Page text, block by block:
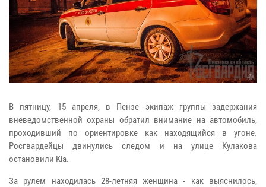
В пятницу, 15 апреля, в Пензе экипаж группы задержания
вневедомственной охраны обратил внимание на автомобиль,
проходивший по ориентировке как находящийся в угоне.
Росгвардейцы двинулись следом и на улице Кулакова
остановили Kia.
За рулем находилась 28-летняя женщина - как выяснилось,